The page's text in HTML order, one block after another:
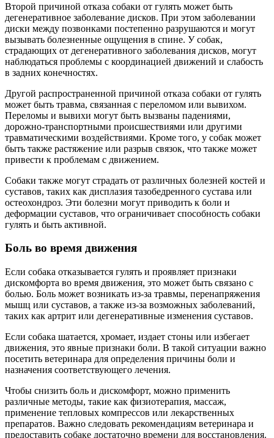
Второй причиной отказа собаки от гулять может быть
дегенеративное заболевание дисков. При этом заболевании
диски между позвонками постепенно разрушаются и могут
вызывать болезненные ощущения в спине. У собак,
страдающих от дегенеративного заболевания дисков, могут
наблюдаться проблемы с координацией движений и слабость
в задних конечностях.
Другой распространенной причиной отказа собаки от гулять
может быть травма, связанная с переломом или вывихом.
Переломы и вывихи могут быть вызваны падениями,
дорожно-транспортными происшествиями или другими
травматическими воздействиями. Кроме того, у собак может
быть также растяжение или разрыв связок, что также может
привести к проблемам с движением.
Собаки также могут страдать от различных болезней костей и
суставов, таких как дисплазия тазобедренного сустава или
остеохондроз. Эти болезни могут приводить к боли и
деформации суставов, что ограничивает способность собаки
гулять и быть активной.
Боль во время движения
Если собака отказывается гулять и проявляет признаки
дискомфорта во время движения, это может быть связано с
болью. Боль может возникать из-за травмы, перенапряжения
мышц или суставов, а также из-за возможных заболеваний,
таких как артрит или дегенеративные изменения суставов.
Если собака шатается, хромает, издает стоны или избегает
движения, это явные признаки боли. В такой ситуации важно
посетить ветеринара для определения причины боли и
назначения соответствующего лечения.
Чтобы снизить боль и дискомфорт, можно применить
различные методы, такие как физиотерапия, массаж,
применение тепловых компрессов или лекарственных
препаратов. Важно следовать рекомендациям ветеринара и
предоставить собаке достаточно времени для восстановления.